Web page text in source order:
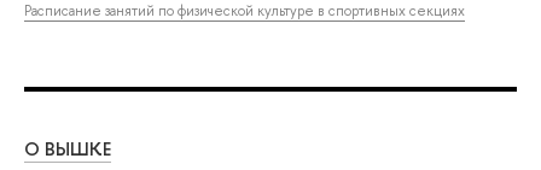
Расписание занятий по физической культуре в спортивных секциях
О ВЫШКЕ